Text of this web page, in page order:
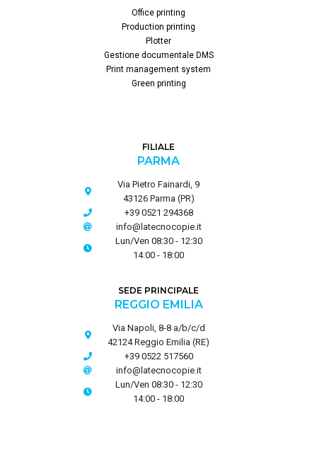
Office printing
Production printing
Plotter
Gestione documentale DMS
Print management system
Green printing
FILIALE
PARMA
Via Pietro Fainardi, 9
43126 Parma (PR)
+39 0521 294368
info@latecnocopie.it
Lun/Ven 08:30 - 12:30
14:00 - 18:00
SEDE PRINCIPALE
REGGIO EMILIA
Via Napoli, 8-8 a/b/c/d
42124 Reggio Emilia (RE)
+39 0522 517560
info@latecnocopie.it
Lun/Ven 08:30 - 12:30
14:00 - 18:00